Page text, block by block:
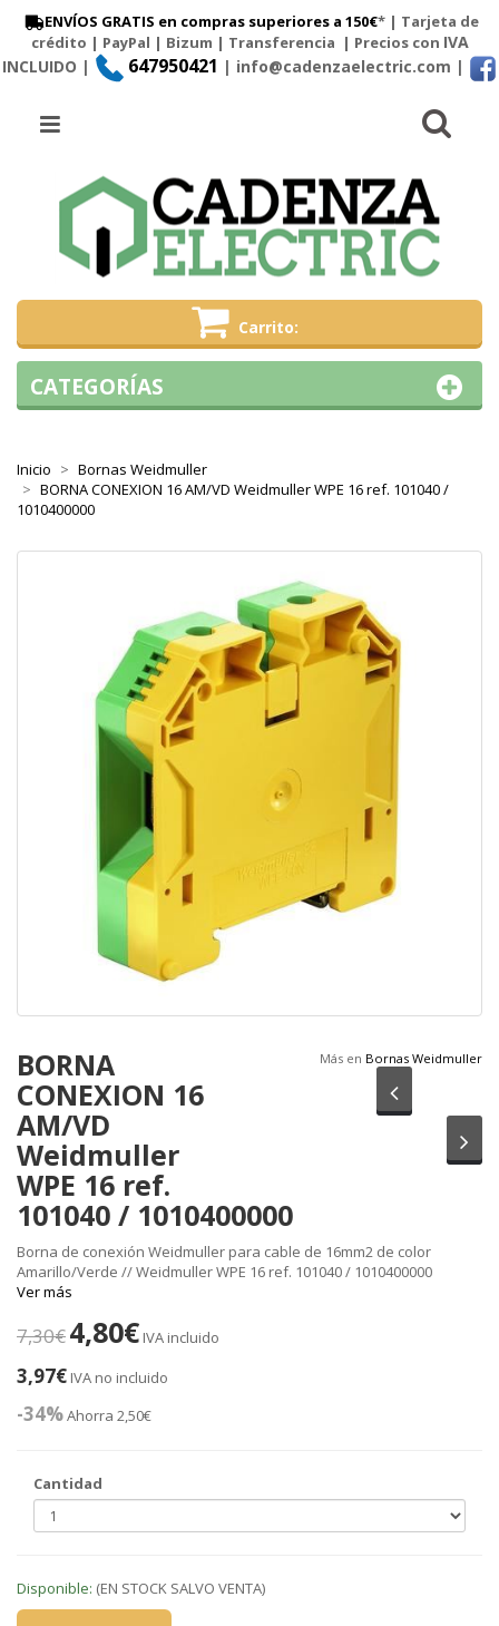
ENVÍOS GRATIS en compras superiores a 150€* | Tarjeta de
crédito | PayPal | Bizum | Transferencia | Precios con IVA
INCLUIDO |
647950421 | info@cadenzaelectric.com |
Carrito
Menú
Inicio
Bornas Weidmuller
BORNA CONEXION 16 AM/VD Weidmuller WPE 16 ref. 101040 /
1010400000
Más en Bornas Weidmuller
Anterior
BORNA
CONEXION 16
AM/VD
Weidmuller
WPE 16 ref.
101040 / 1010400000
Borna de conexión Weidmuller para cable de 16mm2 de color
Amarillo/Verde // Weidmuller WPE 16 ref. 101040 / 1010400000
Ver más
7,30€4,80€ IVA incluido
3,97€ IVA no incluido
-34%Ahorra 2,50€
Cantidad
Disponible: (EN STOCK SALVO VENTA)
CATEGORÍAS